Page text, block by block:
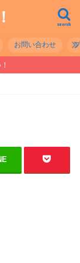
search
お問い合わせ